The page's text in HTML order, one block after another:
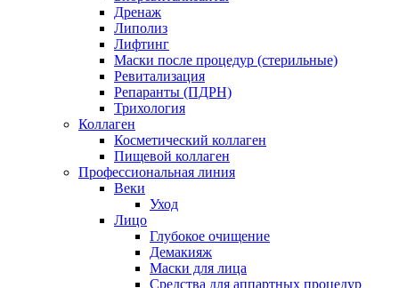
Дренаж
Липолиз
Лифтинг
Маски после процедур (стерильные)
Ревитализация
Репаранты (ПДРН)
Трихология
Коллаген
Косметический коллаген
Пищевой коллаген
Профессиональная линия
Веки
Уход
Лицо
Глубокое очищение
Демакияж
Маски для лица
Средства для аппартных процедур